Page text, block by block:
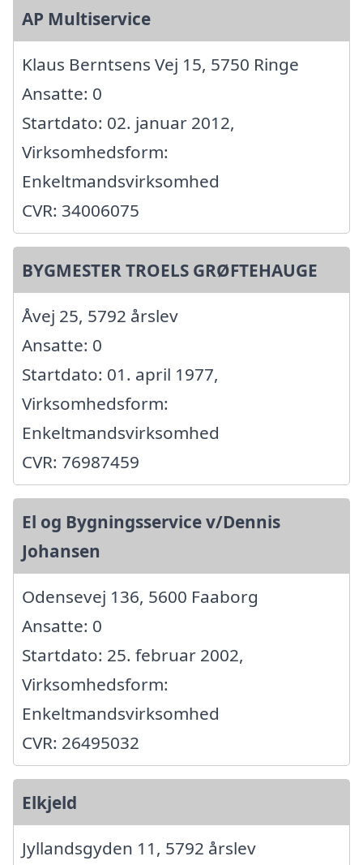
AP Multiservice
Klaus Berntsens Vej 15, 5750 Ringe
Ansatte: 0
Startdato: 02. januar 2012,
Virksomhedsform:
Enkeltmandsvirksomhed
CVR: 34006075
BYGMESTER TROELS GRØFTEHAUGE
Åvej 25, 5792 årslev
Ansatte: 0
Startdato: 01. april 1977,
Virksomhedsform:
Enkeltmandsvirksomhed
CVR: 76987459
El og Bygningsservice v/Dennis
Johansen
Odensevej 136, 5600 Faaborg
Ansatte: 0
Startdato: 25. februar 2002,
Virksomhedsform:
Enkeltmandsvirksomhed
CVR: 26495032
Elkjeld
Jyllandsgyden 11, 5792 årslev